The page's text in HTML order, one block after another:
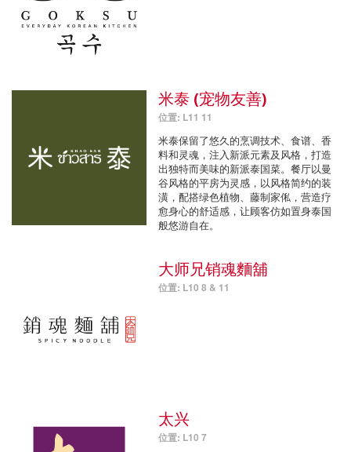
米泰 (宠物友善)
位置: L11 11
米泰保留了悠久的烹调技术、食谱、香
料和灵魂，注入新派元素及风格，打造
出独特而美味的新派泰国菜。餐厅以曼
谷风格的平房为灵感，以风格简约的装
潢，配搭绿色植物、藤制家俬，营造疗
愈身心的舒适感，让顾客仿如置身泰国
般悠游自在。
大师兄销魂麵舖
位置: L10 8 & 11
太兴
位置: L10 7